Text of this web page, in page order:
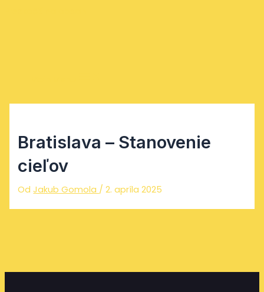
Bratislava – Stanovenie
cieľov
Od Jakub Gomola /2. apríla 2025